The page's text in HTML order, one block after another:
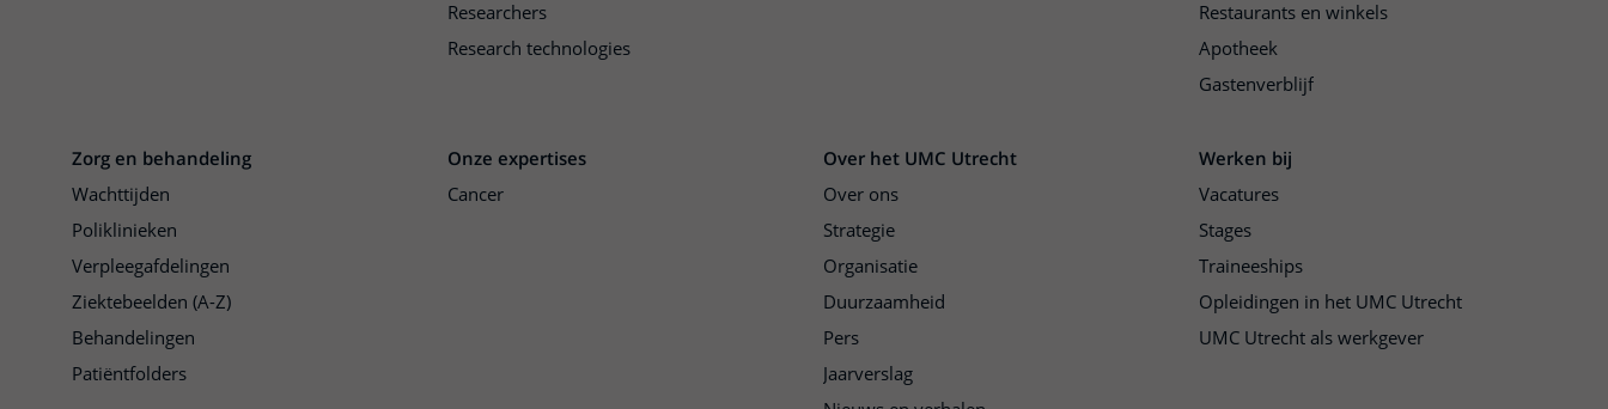
Researchers
Research technologies
Restaurants en winkels
Apotheek
Gastenverblijf
Zorg en behandeling
Wachttijden
Poliklinieken
Verpleegafdelingen
Ziektebeelden (A-Z)
Behandelingen
Patiëntfolders
Onze expertises
Cancer
Over het UMC Utrecht
Over ons
Strategie
Organisatie
Duurzaamheid
Pers
Jaarverslag
Werken bij
Vacatures
Stages
Traineeships
Opleidingen in het UMC Utrecht
UMC Utrecht als werkgever